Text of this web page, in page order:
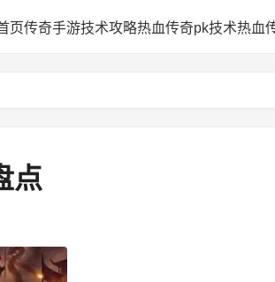
页传奇手游技术攻略热血传奇pk技术热血
点